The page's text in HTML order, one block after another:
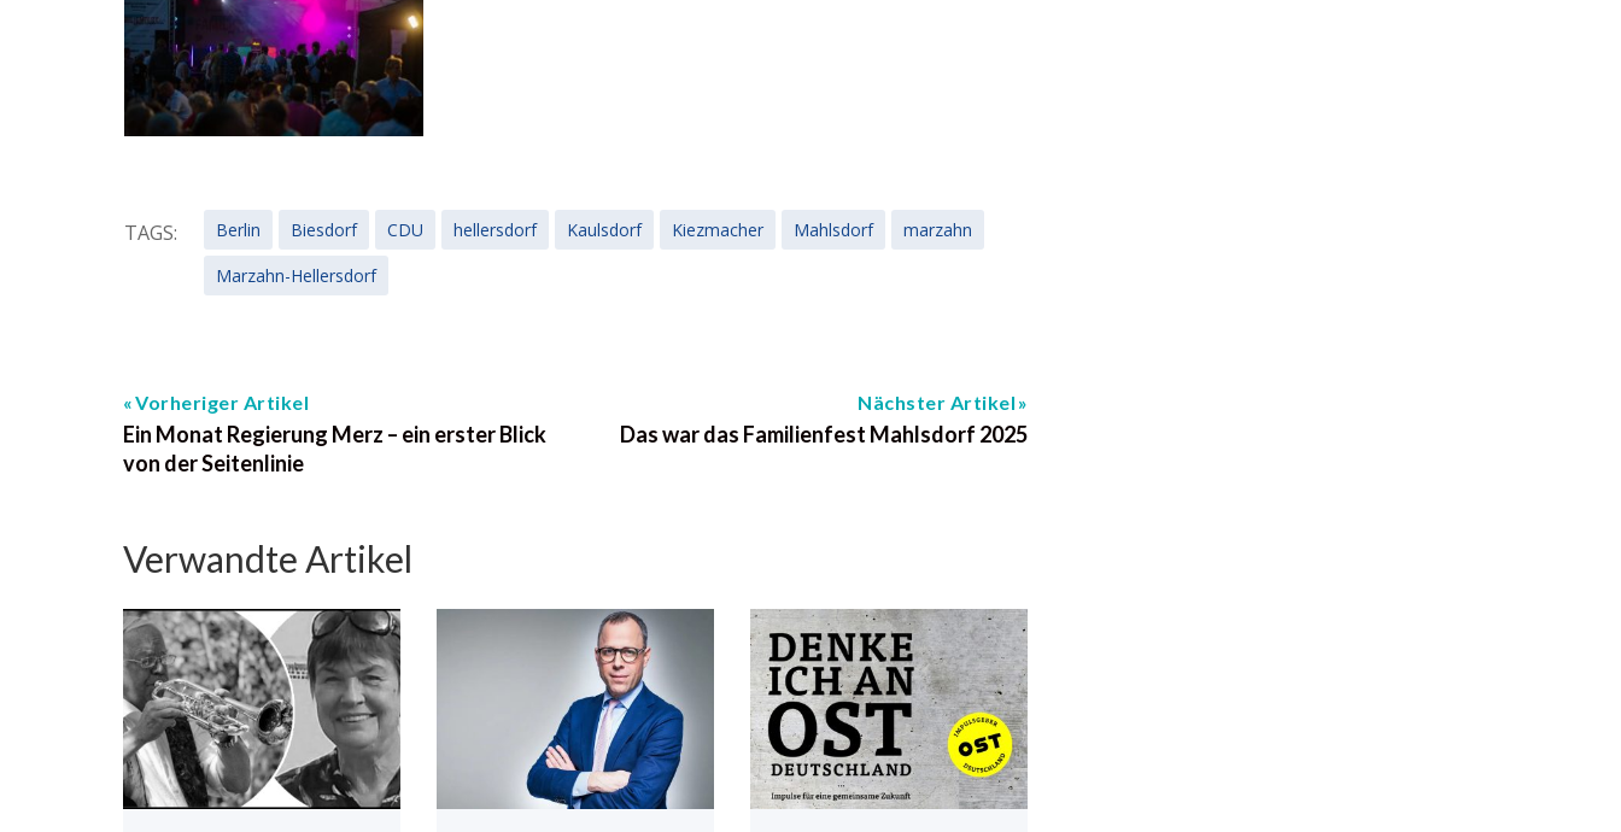
TAGS: Berlin Biesdorf CDU hellersdorf Kaulsdorf Kiezmacher Mahlsdorf
marzahn
Marzahn-Hellersdorf
Vorheriger Artikel
Ein Monat Regierung Merz – ein erster Blick
von der Seitenlinie
Nächster Artikel
Das war das Familienfest Mahlsdorf 2025
Verwandte Artikel